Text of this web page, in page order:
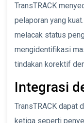
TransTRACK
pelaporan yang
melacak status
mengidentifikasi
tindakan korektif
Integrasi
TransTRACK dapat
ketiga seperti